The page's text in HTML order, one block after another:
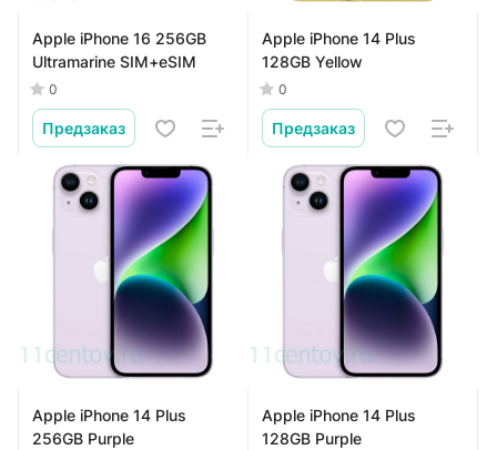
Apple iPhone 16 256GB
Ultramarine SIM+eSIM
0
Предзаказ
Apple iPhone 14 Plus
128GB Yellow
0
Предзаказ
Apple iPhone 14 Plus
256GB Purple
Apple iPhone 14 Plus
128GB Purple